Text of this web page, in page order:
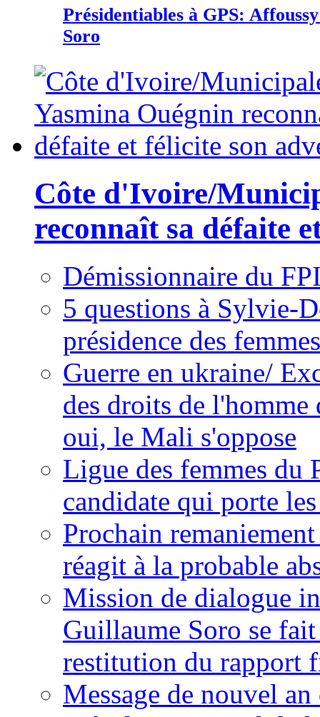
Présidentiables à GPS:
Soro
Côte d'Ivoire/
reconnaît sa défaite
Démissionnaire du
5 questions à Sylvie-
présidence des
Guerre en ukraine/
des droits de
oui, le Mali s'oppose
Ligue des femmes du
candidate qui porte
Prochain
réagit à la probable
Mission de dialogue
Guillaume Soro se
restitution du rapport
Message de nouvel